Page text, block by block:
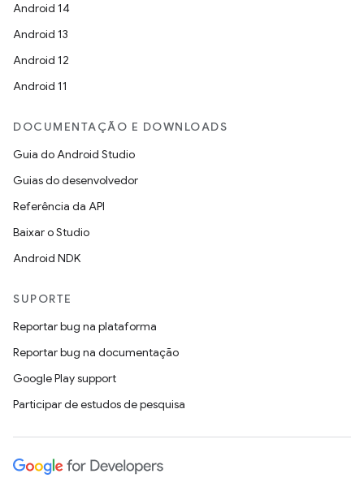
Android 14
Android 13
Android 12
Android 11
DOCUMENTAÇÃO E DOWNLOADS
Guia do Android Studio
Guias do desenvolvedor
Referência da API
Baixar o Studio
Android NDK
SUPORTE
Reportar bug na plataforma
Reportar bug na documentação
Google Play support
Participar de estudos de pesquisa